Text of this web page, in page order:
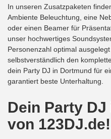
In unseren Zusatzpaketen
Ambiente Beleuchtung, eine
oder einen Beamer für
unser hochwertiges
Personenzahl optimal
selbstverständlich den
dein Party DJ in Dortmund für
garantiert beste Unterhaltung.
Dein Party
von 123DJ.de!